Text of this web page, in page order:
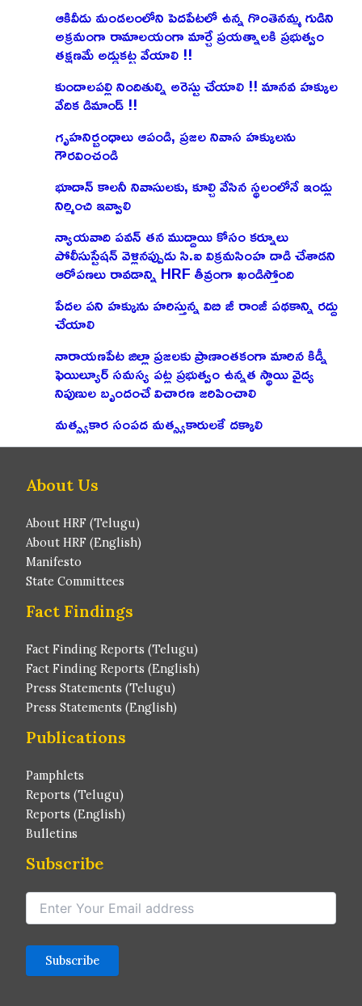
ఆకివీడు మండలంలోని పెదపేటలో ఉన్న గొంతెనమ్మ గుడిని
అక్రమంగా రామాలయంగా మార్చే ప్రయత్నాలకి ప్రభుత్వం
తక్షణమే అడ్డుకట్ట వేయాలి !!
కుందాలపల్లి నిందితుల్ని అరెస్టు చేయాలి !! మానవ హక్కుల
వేదిక డిమాండ్ !!
గృహనిర్బంధాలు ఆపండి, ప్రజల నివాస హక్కులను
గౌరవించండి
భూదాన్ కాలనీ నివాసులకు, కూల్చి వేసిన స్థలంలోనే ఇండ్లు
నిర్మించి ఇవ్వాలి
న్యాయవాది పవన్ తన ముద్దాయి కోసం కర్నూలు
పోలీసుస్టేషన్ వెళ్లినప్పుడు సి.ఐ విక్రమసింహ దాడి చేశాడని
ఆరోపణలు రావడాన్ని HRF తీవ్రంగా ఖండిస్తోంది
పేదల పని హక్కును హరిస్తున్న విబి జీ రాంజీ పథకాన్ని రద్దు
చేయాలి
నారాయణపేట జిల్లా ప్రజలకు ప్రాణాంతకంగా మారిన కిడ్నీ
ఫెయిల్యూర్ సమస్య పట్ల ప్రభుత్వం ఉన్నత స్థాయి వైద్య
నిపుణుల బృందంచే విచారణ జరిపించాలి
మత్స్యకార సంపద మత్స్యకారులకే దక్కాలి
About Us
About HRF (Telugu)
About HRF (English)
Manifesto
State Committees
Fact Findings
Fact Finding Reports (Telugu)
Fact Finding Reports (English)
Press Statements (Telugu)
Press Statements (English)
Publications
Pamphlets
Reports (Telugu)
Reports (English)
Bulletins
Subscribe